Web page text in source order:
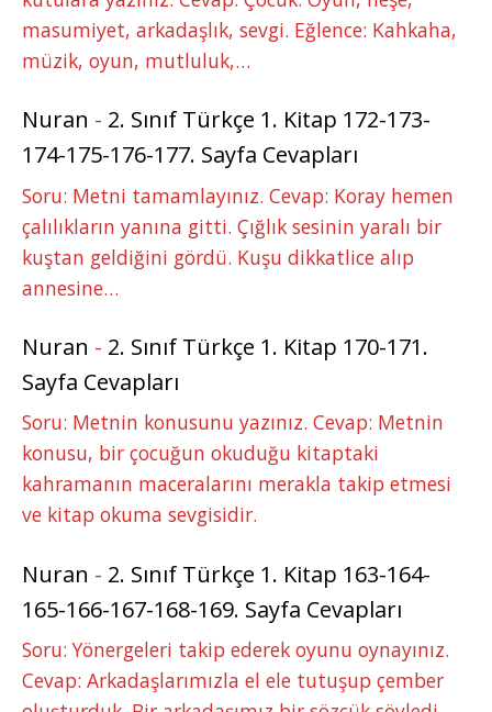
masumiyet, arkadaşlık, sevgi. Eğlence: Kahkaha,
müzik, oyun, mutluluk,…
Nuran - 2. Sınıf Türkçe 1. Kitap 172-173-
174-175-176-177. Sayfa Cevapları
Soru: Metni tamamlayınız. Cevap: Koray hemen
çalılıkların yanına gitti. Çığlık sesinin yaralı bir
kuştan geldiğini gördü. Kuşu dikkatlice alıp
annesine…
Nuran - 2. Sınıf Türkçe 1. Kitap 170-171.
Sayfa Cevapları
Soru: Metnin konusunu yazınız. Cevap: Metnin
konusu, bir çocuğun okuduğu kitaptaki
kahramanın maceralarını merakla takip etmesi
ve kitap okuma sevgisidir.
Nuran - 2. Sınıf Türkçe 1. Kitap 163-164-
165-166-167-168-169. Sayfa Cevapları
Soru: Yönergeleri takip ederek oyunu oynayınız.
Cevap: Arkadaşlarımızla el ele tutuşup çember